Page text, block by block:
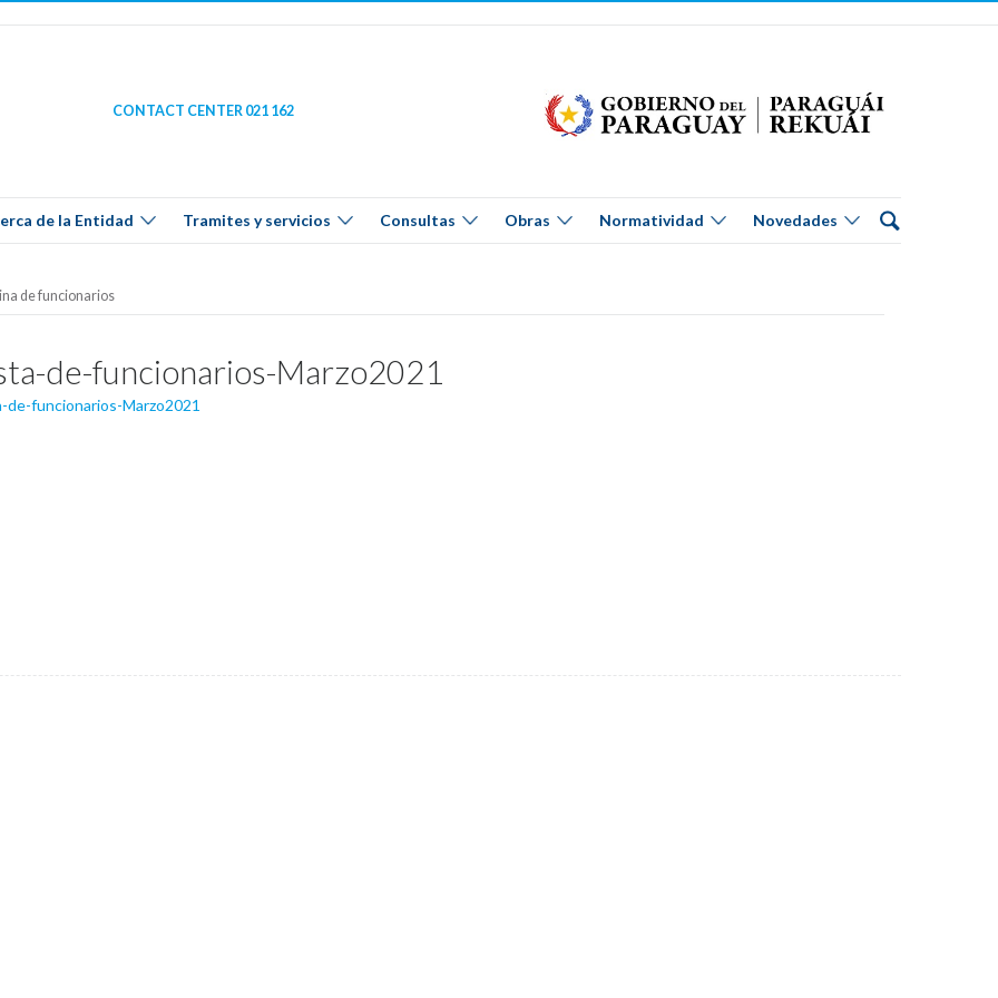
CONTACT CENTER 021 162
de la Entidad Tramites y servicios Consultas Obras Normatividad Novedades
de funcionarios
de-funcionarios-Marzo2021
de-funcionarios-Marzo2021